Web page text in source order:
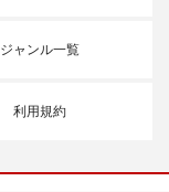
ジャンル一覧
利用規約